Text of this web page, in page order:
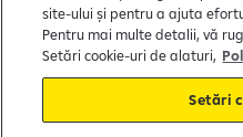
Politica de confidențialitate
Protecția consumatorului
Soluționarea alternativă a litigiilor
site-ului și pentru a ajuta
Pentru mai multe detalii, vă
Setări cookie-uri de alaturi,
Setări